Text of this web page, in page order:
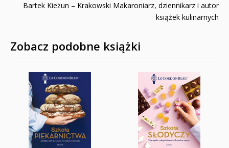
Bartek Kieżun – Krakowski Makaroniarz, dziennikarz i autor
książek kulinarnych
Zobacz podobne książki